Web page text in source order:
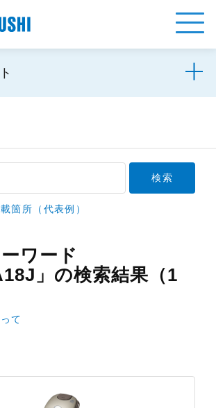
箇所（代表例）
ワード
」の検索結果（1
て